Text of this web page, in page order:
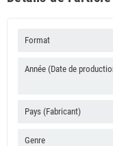
B2 Hard To Handle
B5 Bumpity Road
Format
Année (Date de
Pays (Fabricant)
Genre